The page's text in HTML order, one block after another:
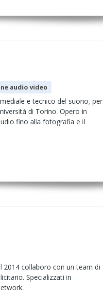
audio video
e tecnico del suono, per
di Torino. Opero in
fino alla fotografia e il
2014 collaboro con un team di
Specializzati in